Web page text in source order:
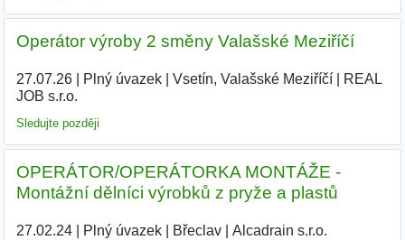
Operátor výroby 2 směny Valašské Meziříčí
27.07.26| Plný úvazek| Vsetín, Valašské Meziříčí|
REAL
JOB s.r.o.
Sledujte později
OPERÁTOR/OPERÁTORKA MONTÁŽE -
Montážní dělníci výrobků z pryže a plastů
27.02.24| Plný úvazek| Břeclav| Alcadrain s.r.o.